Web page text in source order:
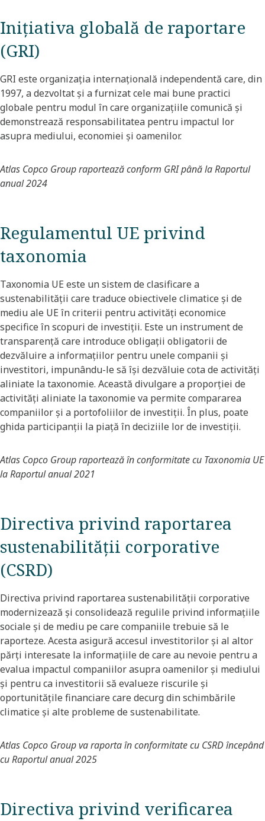
Inițiativa globală de raportare
(GRI)
GRI este organizația internațională independentă care, din
1997, a dezvoltat și a furnizat cele mai bune practici
globale pentru modul în care organizațiile comunică și
demonstrează responsabilitatea pentru impactul lor
asupra mediului, economiei și oamenilor.
Atlas Copco Group raportează conform GRI până la Raportul
anual 2024
Regulamentul UE privind
taxonomia
Taxonomia UE este un sistem de clasificare a
sustenabilității care traduce obiectivele climatice și de
mediu ale UE în criterii pentru activități economice
specifice în scopuri de investiții. Este un instrument de
transparență care introduce obligații obligatorii de
dezvăluire a informațiilor pentru unele companii și
investitori, impunându-le să își dezvăluie cota de activități
aliniate la taxonomie. Această divulgare a proporției de
activități aliniate la taxonomie va permite compararea
companiilor și a portofoliilor de investiții. În plus, poate
ghida participanții la piață în deciziile lor de investiții.
Atlas Copco Group raportează în conformitate cu Taxonomia UE
la Raportul anual 2021
Directiva privind raportarea
sustenabilității corporative
(CSRD)
Directiva privind raportarea sustenabilității corporative
modernizează și consolidează regulile privind informațiile
sociale și de mediu pe care companiile trebuie să le
raporteze. Acesta asigură accesul investitorilor și al altor
părți interesate la informațiile de care au nevoie pentru a
evalua impactul companiilor asupra oamenilor și mediului
și pentru ca investitorii să evalueze riscurile și
oportunitățile financiare care decurg din schimbările
climatice și alte probleme de sustenabilitate.
Atlas Copco Group va raporta în conformitate cu CSRD începând
cu Raportul anual 2025
Directiva privind verificarea